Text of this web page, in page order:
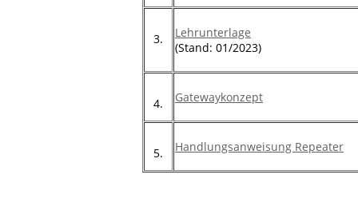
3.
Lehrunterlage
(Stand: 01/2023)
4. Gatewaykonzept
5. Handlungsanweisung Repeater